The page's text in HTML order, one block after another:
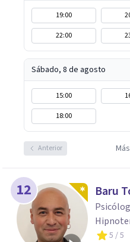
19:00
22:00
Sábado, 8 de agosto
15:00
18:00
Anterior
12 Baru
5 / 5